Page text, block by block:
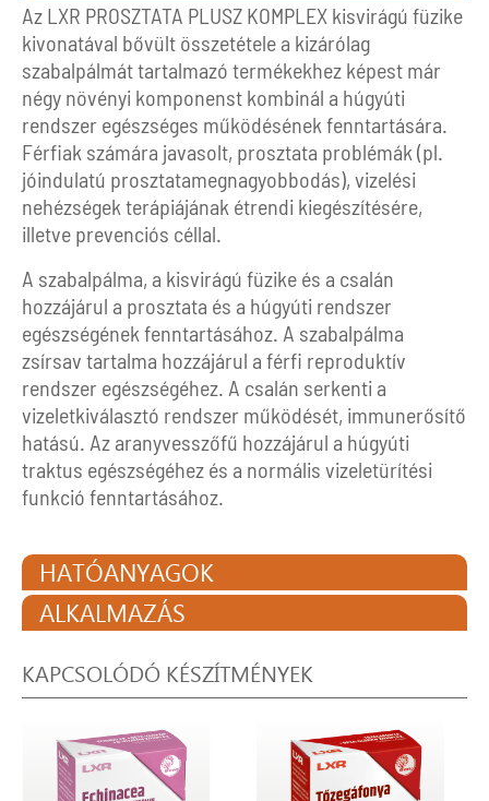
Az LXR PROSZTATA PLUSZ KOMPLEX kisvirágú füzike
kivonatával bővült összetétele a kizárólag
szabalpálmát tartalmazó termékekhez képest már
négy növényi komponenst kombinál a húgyúti
rendszer egészséges működésének fenntartására.
Férfiak számára javasolt, prosztata problémák (pl.
jóindulatú prosztatamegnagyobbodás), vizelési
nehézségek terápiájának étrendi kiegészítésére,
illetve prevenciós céllal.
A szabalpálma, a kisvirágú füzike és a csalán
hozzájárul a prosztata és a húgyúti rendszer
egészségének fenntartásához. A szabalpálma
zsírsav tartalma hozzájárul a férfi reproduktív
rendszer egészségéhez. A csalán serkenti a
vizeletkiválasztó rendszer működését, immunerősítő
hatású. Az aranyvesszőfű hozzájárul a húgyúti
traktus egészségéhez és a normális vizeletürítési
funkció fenntartásához.
HATÓANYAGOK
ALKALMAZÁS
KAPCSOLÓDÓ KÉSZÍTMÉNYEK